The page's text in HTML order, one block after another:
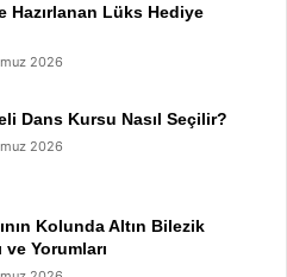
Hazırlanan Lüks Hediye
2026
Dans Kursu Nasıl Seçilir?
2026
Kolunda Altın Bilezik
ve Yorumları